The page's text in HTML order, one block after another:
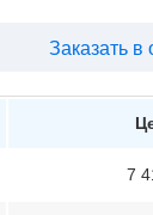
Заказать в
7